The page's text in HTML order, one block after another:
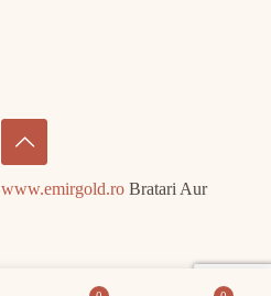
www.emirgold.roBratari Aur